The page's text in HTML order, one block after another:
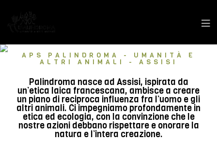
APS PALINDROMA - UMANITÀ E
ALTRI ANIMALI - ASSISI
Palindroma nasce ad Assisi, ispirata da
un’etica laica francescana, ambisce a creare
un piano di reciproca influenza fra l’uomo e gli
altri animali. Ci impegniamo profondamente in
etica ed ecologia, con la convinzione che le
nostre azioni debbano rispettare e onorare la
natura e l’intera creazione.